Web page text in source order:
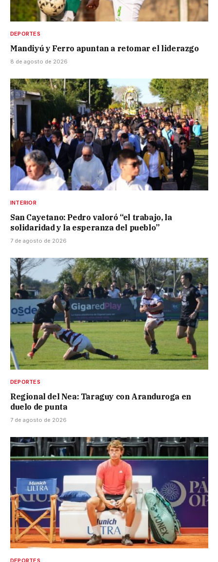
DEPORTES
Mandiyú y Ferro apuntan a retomar el liderazgo
8 de agosto de 2026
INTERIOR
San Cayetano: Pedro valoró “el trabajo, la
solidaridad y la esperanza del pueblo”
7 de agosto de 2026
DEPORTES
Regional del Nea: Taraguy con Aranduroga en
duelo de punta
7 de agosto de 2026